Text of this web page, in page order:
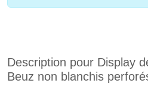
Description pour Display
Beuz non blanchis